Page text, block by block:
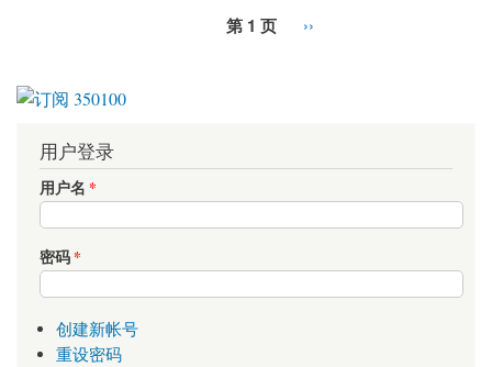
第 1 页 ››
用户登录
用户名 *
密码*
创建新帐号
重设密码